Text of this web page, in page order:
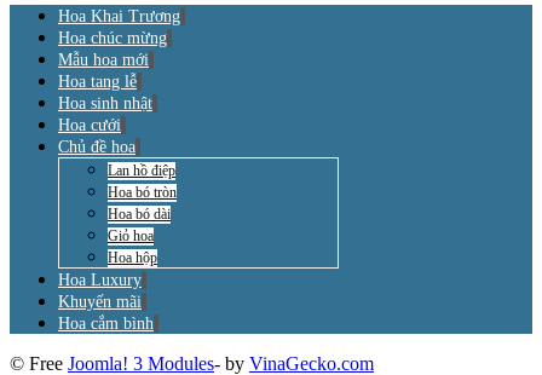
Hoa Khai Trương
Hoa chúc mừng
Mẫu hoa mới
Hoa tang lễ
Hoa sinh nhật
Hoa cưới
Chủ đề hoa
Lan hồ điệp
Hoa bó tròn
Hoa bó dài
Giỏ hoa
Hoa hộp
Hoa Luxury
Khuyến mãi
Hoa cắm bình
© Free Joomla! 3 Modules- by VinaGecko.com